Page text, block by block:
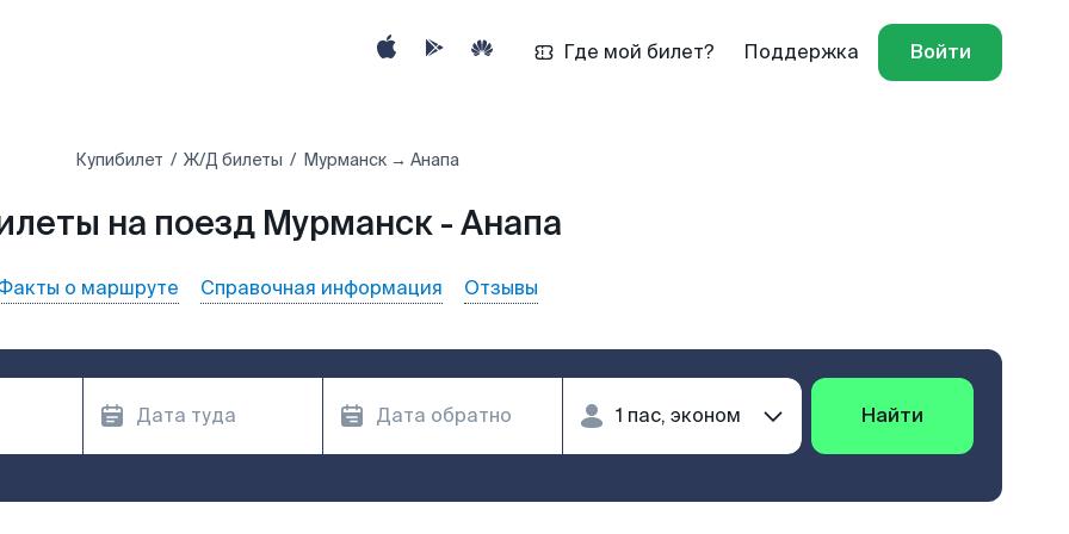
Где мой билет? Поддержка Войти
Купибилет Ж/Д билеты Мурманск → Анапа
на поезд Мурманск - Анапа
о маршруте Справочная информация Отзывы
Найти